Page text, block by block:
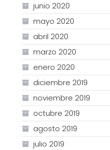
junio 2020
mayo 2020
abril 2020
marzo 2020
enero 2020
diciembre 2019
noviembre 2019
octubre 2019
agosto 2019
julio 2019